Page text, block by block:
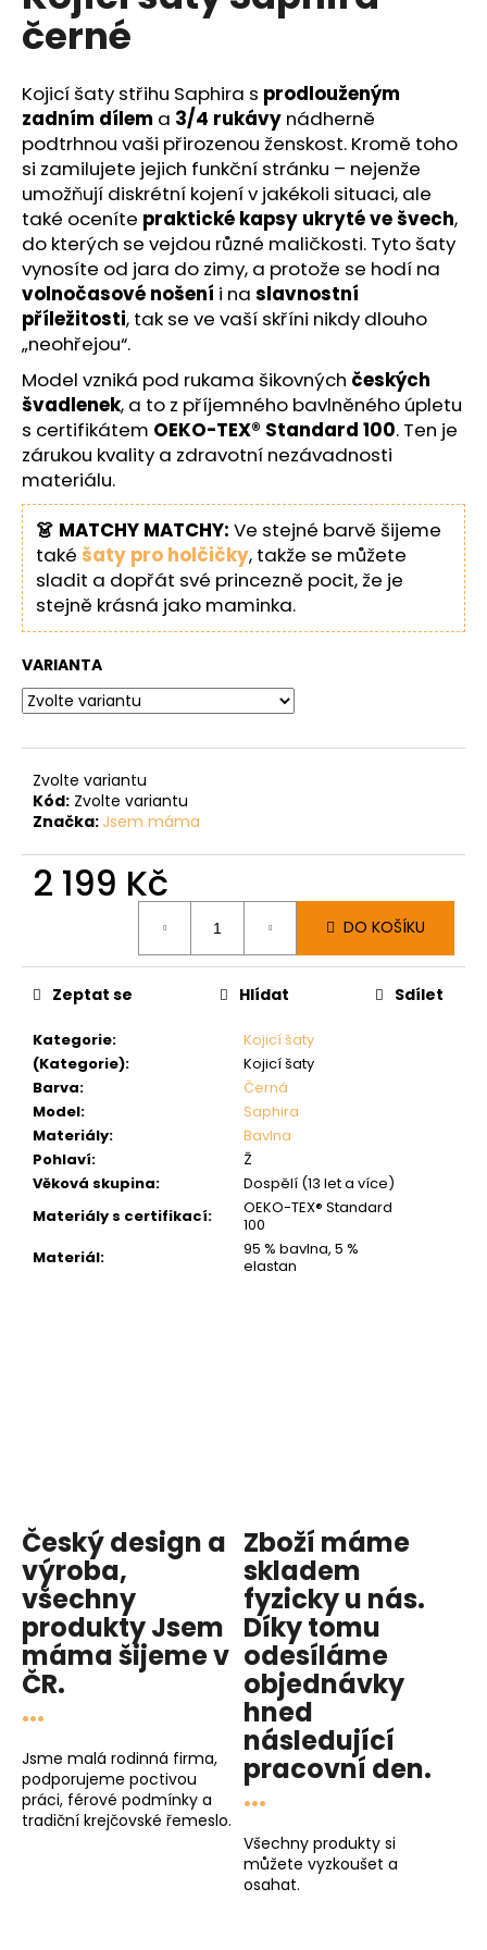
0,0
z
hvězdiček.
černé
Kojicí šaty střihu Saphira s prodlouženým
zadním dílem a 3/4 rukávy nádherně
podtrhnou vaši přirozenou ženskost. Kromě toho
si zamilujete jejich funkční stránku – nejenže
umožňují diskrétní kojení v jakékoli situaci, ale
také oceníte praktické kapsy ukryté ve švech,
do kterých se vejdou různé maličkosti. Tyto šaty
vynosíte od jara do zimy, a protože se hodí na
volnočasové nošení i na slavnostní
příležitosti, tak se ve vaší skříni nikdy dlouho
„neohřejou“.
Model vzniká pod rukama šikovných českých
švadlenek, a to z příjemného bavlněného úpletu
s certifikátem OEKO-TEX® Standard 100. Ten je
zárukou kvality a zdravotní nezávadnosti
materiálu.
👗 MATCHY MATCHY: Ve stejné barvě šijeme
také šaty pro holčičky, takže se můžete
sladit a dopřát své princezně pocit, že je
stejně krásná jako maminka.
VARIANTA
Zvolte variantu
Kód: Zvolte variantu
Značka: Jsem máma
2 199 Kč
DO KOŠÍKU
Kategorie:
Kojicí šaty
(Kategorie):
Kojicí šaty
Barva:
Černá
Model:
Saphira
Materiály:
Bavlna
Pohlaví:
Ž
Věková skupina:
Dospělí (13 let a více)
Materiály s certifikací:
OEKO-TEX® Standard
100
Materiál:
95 % bavlna, 5 %
elastan
Zeptat se Hlídat Sdílet
Český design a
výroba,
všechny
produktyJsem
mámašijeme v
ČR.
...
Jsme malá rodinná firma,
podporujeme poctivou
práci, férové podmínky a
tradiční krejčovské řemeslo.
Zboží máme
skladem
fyzicky u nás.
Díky tomu
odesíláme
objednávky
hned
následující
pracovní den.
...
Všechny produkty si
můžete vyzkoušet a
osahat.
u
j
m
e